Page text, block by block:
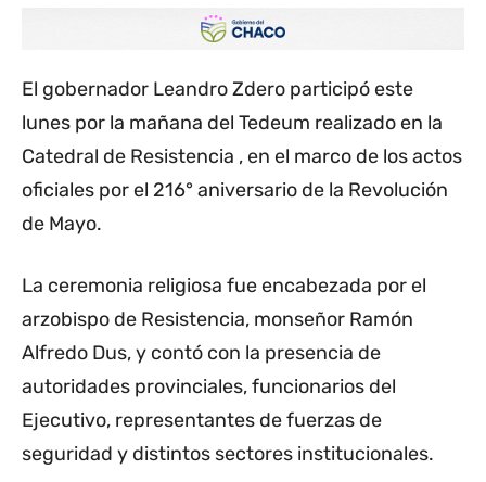
El gobernador Leandro Zdero participó este
lunes por la mañana del Tedeum realizado en la
Catedral de Resistencia , en el marco de los actos
oficiales por el 216° aniversario de la Revolución
de Mayo.
La ceremonia religiosa fue encabezada por el
arzobispo de Resistencia, monseñor Ramón
Alfredo Dus, y contó con la presencia de
autoridades provinciales, funcionarios del
Ejecutivo, representantes de fuerzas de
seguridad y distintos sectores institucionales.